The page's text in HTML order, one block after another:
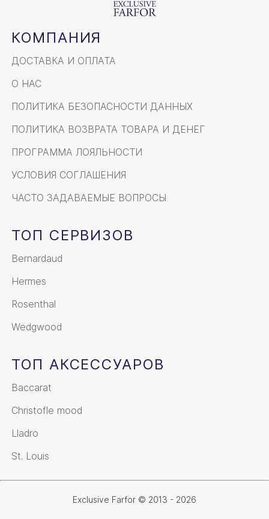
КОМПАНИЯ
ДОСТАВКА И ОПЛАТА
О НАС
ПОЛИТИКА БЕЗОПАСНОСТИ ДАННЫХ
ПОЛИТИКА ВОЗВРАТА ТОВАРА И ДЕНЕГ
ПРОГРАММА ЛОЯЛЬНОСТИ
УСЛОВИЯ СОГЛАШЕНИЯ
ЧАСТО ЗАДАВАЕМЫЕ ВОПРОСЫ
ТОП СЕРВИЗОВ
Bernardaud
Hermes
Rosenthal
Wedgwood
ТОП АКСЕССУАРОВ
Baccarat
Christofle mood
Lladro
St. Louis
Exclusive Farfor © 2013 - 2026